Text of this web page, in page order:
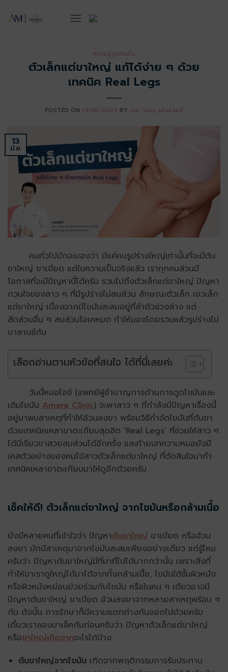
ความรู้ดูดไขมัน
ตัวเล็กแต่ขาใหญ่ แก้ได้ง่าย ๆ ด้วย
เทคนิค Real Legs
POSTED ON 13/06/2023 BY นพ. วิษณุ เฮ้งสวัสดิ์
13
มิ.ย.
คนทั่วไปมักจะมองว่า มีแค่คนรูปร่างใหญ่เท่านั้นที่จะมีต้น
ขาใหญ่ ขาเบียด แต่ในความเป็นจริงแล้ว เราทุกคนล้วนมี
โอกาสที่จะมีปัญหานี้ได้ครับ รวมไปถึงตัวเล็กแต่ขาใหญ่ ปัญหา
กวนใจของสาว ๆ ที่มีรูปร่างไม่สมส่วน ลักษณะตัวเล็ก เอวเล็ก
แต่ขาใหญ่ เนื่องจากมีไขมันสะสมอยู่ที่ลำตัวช่วงล่าง แต่
สัดส่วนอื่น ๆ สมส่วนโอเคหมด ทำให้มองโดยรวมแล้วรูปร่างไม่
บาลานซ์กัน
เลือกอ่านตามหัวข้อที่สนใจ ได้ที่นี่เลยค่ะ
วันนี้หมอไอซ์ (แพทย์ผู้ชำนาญการด้านการดูดไขมันและ
เติมไขมัน Amara Clinic) จะพาสาว ๆ ที่กำลังมีปัญหาเรื่องนี้
อยู่มาพบสาเหตุที่ทำให้อ้วนลงขา พร้อมวิธีกำจัดไขมันที่ต้นขา
ด้วยเทคนิคเหลาขาตะเกียบสุดฮิต ‘Real Legs’ ที่ช่วยให้สาว ๆ
ได้มีเรียวขาสวยสมส่วนได้อีกครั้ง และท้ายบทความหมอยังมี
เคสตัวอย่างของคนไข้สาวตัวเล็กแต่ขาใหญ่ ที่ตัดสินใจมาทำ
เทคนิคเหลาขาตะเกียบมาให้ดูอีกด้วยครับ
เช็คให้ดี! ตัวเล็กแต่ขาใหญ่ จากไขมันหรือกล้ามเนื้อ
ยังมีหลายคนที่เข้าใจว่า ปัญหาต้นขาใหญ่ ขาเบียด หรืออ้วน
ลงขา มักมีสาเหตุมาจากไขมันสะสมเพียงอย่างเดียว แต่รู้ไหม
ครับว่า ปัญหาต้นขาใหญ่มีที่มาที่ไปได้มากกว่านั้น เพราะสิ่งที่
ทำให้ขาเราดูใหญ่ได้มาได้จากทั้งกล้ามเนื้อ, ไขมันใต้ชั้นผิวหนัง
หรือผิวหนังหย่อนย้วยร่วมกับไขมัน หรือในคน ๆ เดียวอาจมี
ปัญหาต้นขาใหญ่ ขาเบียด อ้วนลงขาจากหลายสาเหตุพร้อม ๆ
กัน ดังนั้น การรักษาก็มีความแตกต่างกันออกไปด้วยครับ
เดี๋ยวเราลองมาเช็คกันก่อนครับว่า ปัญหาตัวเล็กแต่ขาใหญ่
หรือขาใหญ่เกิดจากอะไรได้บ้าง
ต้นขาใหญ่จากไขมัน เกิดจากพฤติกรรมการรับประทาน